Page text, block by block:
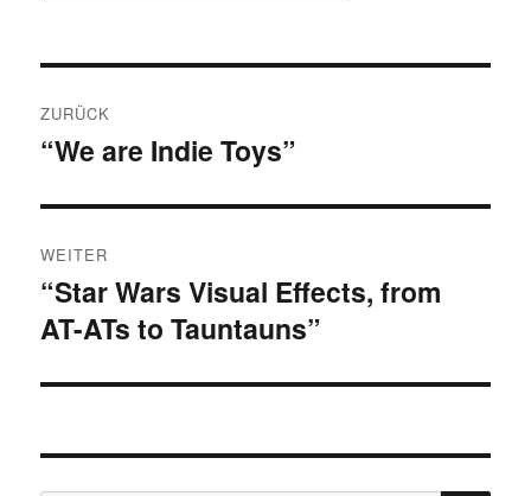
ZURÜCK
Vorheriger
“We are Indie Toys”
WEITER
Nächster
Beitrag:
“Star Wars Visual Effects, from
AT-ATs to Tauntauns”